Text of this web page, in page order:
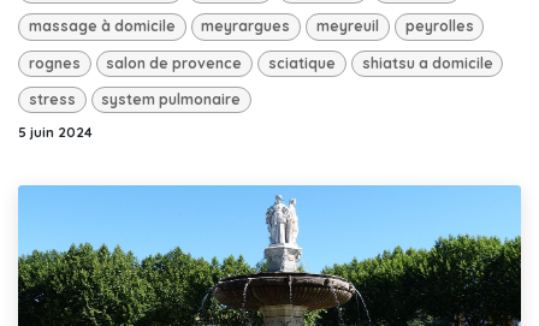
massage à domicile meyrargues meyreuil peyrolles
rognes salon de provence sciatique shiatsu a domicile
stress system pulmonaire
5 juin 2024